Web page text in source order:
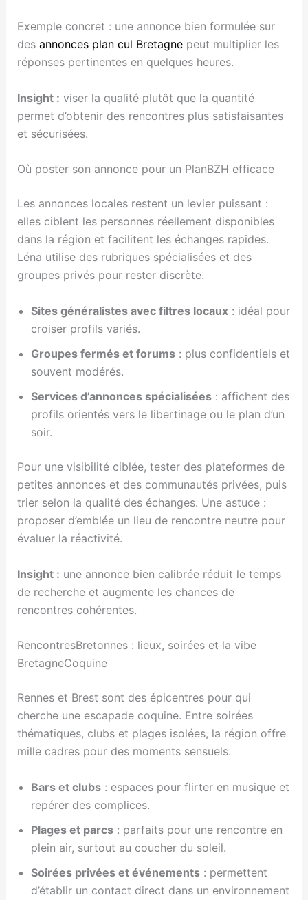
Exemple concret : une annonce bien formulée sur
des annonces plan cul Bretagnepeut multiplier les
réponses pertinentes en quelques heures.
Insight : viser la qualité plutôt que la quantité
permet d’obtenir des rencontres plus satisfaisantes
et sécurisées.
Où poster son annonce pour un PlanBZH efficace
Les annonces locales restent un levier puissant :
elles ciblent les personnes réellement disponibles
dans la région et facilitent les échanges rapides.
Léna utilise des rubriques spécialisées et des
groupes privés pour rester discrète.
Sites généralistes avec filtres locaux: idéal pour
croiser profils variés.
Groupes fermés et forums: plus confidentiels et
souvent modérés.
Services d’annonces spécialisées: affichent des
profils orientés vers le libertinage ou le plan d’un
soir.
Pour une visibilité ciblée, tester des plateformes de
petites annonces et des communautés privées, puis
trier selon la qualité des échanges. Une astuce :
proposer d’emblée un lieu de rencontre neutre pour
évaluer la réactivité.
Insight : une annonce bien calibrée réduit le temps
de recherche et augmente les chances de
rencontres cohérentes.
RencontresBretonnes : lieux, soirées et la vibe
BretagneCoquine
Rennes et Brest sont des épicentres pour qui
cherche une escapade coquine. Entre soirées
thématiques, clubs et plages isolées, la région offre
mille cadres pour des moments sensuels.
Bars et clubs: espaces pour flirter en musique et
repérer des complices.
Plages et parcs: parfaits pour une rencontre en
plein air, surtout au coucher du soleil.
Soirées privées et événements: permettent
d’établir un contact direct dans un environnement